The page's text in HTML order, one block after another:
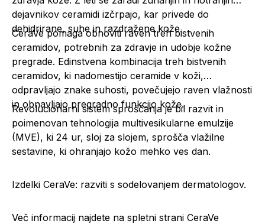
dejavnikov ceramidi izčrpajo, kar privede do
dehidrirane, suhe in razdražene kože.
CeraVe pomaga obnoviti raven treh bistvenih
ceramidov, potrebnih za zdravje in udobje kožne
pregrade. Edinstvena kombinacija treh bistvenih
ceramidov, ki nadomestijo ceramide v koži,
odpravljajo znake suhosti, povečujejo raven vlažnosti
in obnavljajo pregradno funkcijo kože.
Revolucionarni sistem sproščanja je bil razvit in
poimenovan tehnologija multivesikularne emulzije
(MVE), ki 24 ur, sloj za slojem, sprošča vlažilne
sestavine, ki ohranjajo kožo mehko ves dan.
Izdelki CeraVe: razviti s sodelovanjem dermatologov.
Več informacij najdete na spletni strani CeraVe